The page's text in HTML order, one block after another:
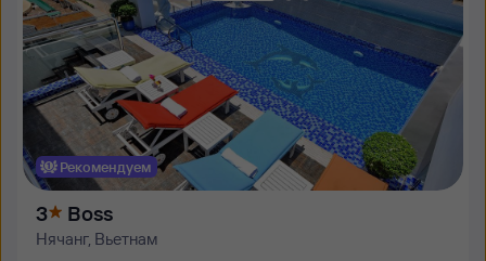
Рекомендуем
3 Boss
Нячанг, Вьетнам